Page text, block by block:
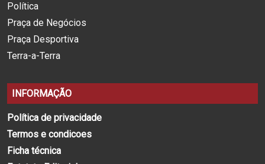
Política
Praça de Negócios
Praça Desportiva
Terra-a-Terra
INFORMAÇÃO
Política de privacidade
Termos e condicoes
Ficha técnica